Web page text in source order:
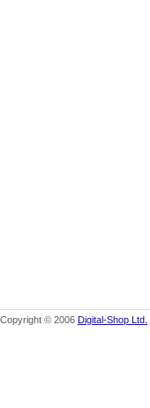
Copyright © 2006 Digital-Shop Ltd.